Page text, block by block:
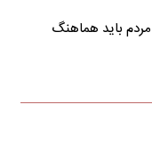
باید هماهنگ